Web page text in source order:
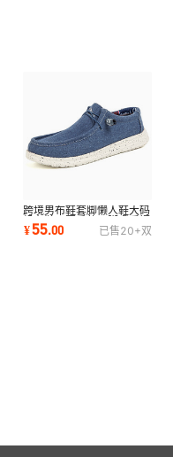
跨境男布鞋套脚懒人鞋大码
帆布鞋男夏季款一脚蹬乐福
鞋男批发代发
¥55.00 已售20+双